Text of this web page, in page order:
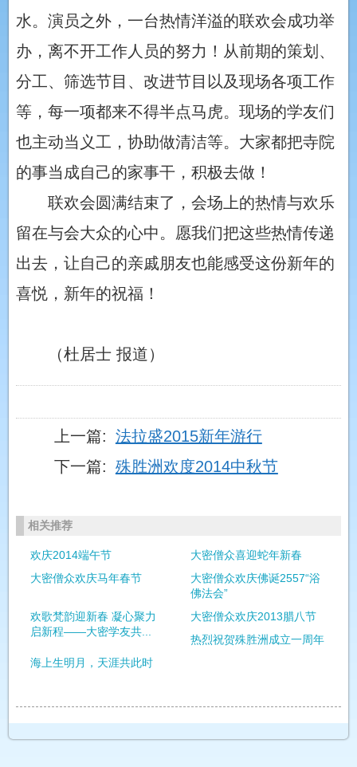
水。演员之外，一台热情洋溢的联欢会成功举
办，离不开工作人员的努力！从前期的策划、
分工、筛选节目、改进节目以及现场各项工作
等，每一项都来不得半点马虎。现场的学友们
也主动当义工，协助做清洁等。大家都把寺院
的事当成自己的家事干，积极去做！
联欢会圆满结束了，会场上的热情与欢乐
留在与会大众的心中。愿我们把这些热情传递
出去，让自己的亲戚朋友也能感受这份新年的
喜悦，新年的祝福！
（杜居士 报道）
上一篇: 法拉盛2015新年游行
下一篇: 殊胜洲欢度2014中秋节
相关推荐
欢庆2014端午节
大密僧众喜迎蛇年新春
大密僧众欢庆马年春节
大密僧众欢庆佛诞2557“浴
佛法会”
欢歌梵韵迎新春 凝心聚力
启新程——大密学友共...
大密僧众欢庆2013腊八节
热烈祝贺殊胜洲成立一周年
海上生明月，天涯共此时